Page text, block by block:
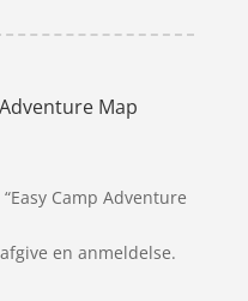
Map
Camp Adventure
en anmeldelse.